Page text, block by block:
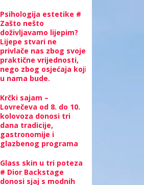
Psihologija estetike #
Zašto nešto
doživljavamo lijepim?
Lijepe stvari ne
privlače nas zbog svoje
praktične vrijednosti,
nego zbog osjećaja koji
u nama bude.
Krčki sajam –
Lovrečeva od 8. do 10.
kolovoza donosi tri
dana tradicije,
gastronomije i
glazbenog programa
Glass skin u tri poteza
# Dior Backstage
donosi sjaj s modnih